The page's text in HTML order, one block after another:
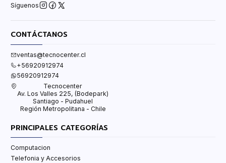
Síguenos
CONTÁCTANOS
ventas@tecnocenter.cl
+56920912974
56920912974
Tecnocenter
Av. Los Valles 225, (Bodepark)
Santiago - Pudahuel
Región Metropolitana - Chile
PRINCIPALES CATEGORÍAS
Computacion
Telefonia y Accesorios